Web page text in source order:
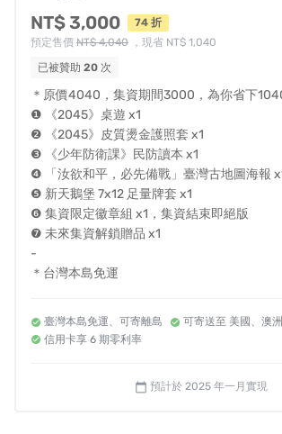
「全光譜玩家」都能樂在其中的作品
點此看 ➡️朱宥勳 - 「一開始，我是沒有想
的⋯⋯。」現場直擊！社群破千讚的超精
解該場戰役中，「共軍帶路黨」的作家朱
《2045》是繼台北大空襲、高雄大空襲、
後，迷走最新的戰爭主題桌遊。身處同一
相隔一百年的彩蛋連動。
這是一款極具可玩性、沈浸感極高的一款
遊戲歷經數百人次的內部測試及公開試玩
NT$ 3,000
74 折
預定售價 NT$ 4,040 ，現省 NT$ 1,040
已被贊助 20 次
＊原價4040，集資期間3000，為你省下
❶ 《2045》桌遊 x1
❷ 《2045》皮質燙金護照套 x1
❸ 《少年防衛課》民防讀本 x1
❹ 「汝欲和平，必先備戰」臺灣古地圖海報
❺ 新天鵝堡 7x12 足量牌套 x1
❻ 集資限定徽章組 x1，集資結束即絕版
❼ 未來集資解鎖贈品 x1
-
＊台灣本島免運
臺灣本島免運、可寄離島
可寄送至 美國、澳
信用卡享 6 期零利率
calendar_today 預計於 2025 年一月實現